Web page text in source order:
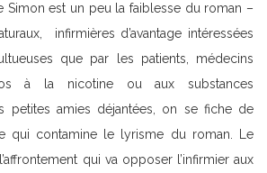
Simon est un peu la faiblesse du roman –
infirmières d’avantage intéressées
que par les patients, médecins
à la nicotine ou aux substances
petites amies déjantées, on se fiche de
qui contamine le lyrisme du roman. Le
qui va opposer l’infirmier aux